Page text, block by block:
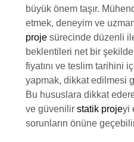
büyük önem taşır.
etmek, deneyim ve
proje sürecinde düzenli
beklentileri net bir
fiyatını ve teslim tarihini
yapmak, dikkat edilmesi
Bu hususlara dikkat
ve güvenilir statik projeyi
sorunların önüne